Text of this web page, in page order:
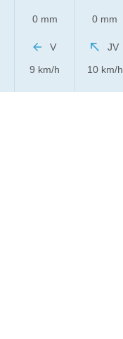
0 mm
V
9 km/h
0 mm
JV
10 km/h